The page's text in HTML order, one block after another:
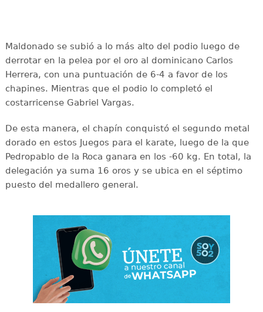
Maldonado se subió a lo más alto del podio luego de
derrotar en la pelea por el oro al dominicano Carlos
Herrera, con una puntuación de 6-4 a favor de los
chapines. Mientras que el podio lo completó el
costarricense Gabriel Vargas.
De esta manera, el chapín conquistó el segundo metal
dorado en estos Juegos para el karate, luego de la que
Pedropablo de la Roca ganara en los -60 kg. En total, la
delegación ya suma 16 oros y se ubica en el séptimo
puesto del medallero general.